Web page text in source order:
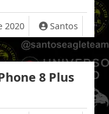
2020 Santos
8 Plus